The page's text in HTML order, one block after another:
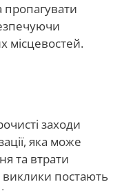
пропагувати
місцевостей.
заходи
яка може
та втрати
виклики постають